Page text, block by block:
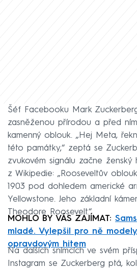
Šéf Facebooku Mark
zasněženou přírodou a před
kamenný oblouk. „Hej Meta,
této památky,“ zeptá se
zvukovém signálu začne ženský
z Wikipedie: „Rooseveltův
1903 pod dohledem americké
Yellowstone. Jeho základní
Theodore Roosevelt.“
MOHLO BY VÁS ZAJÍMAT:
mladé. Vylepšil pro ně
opravdovým hitem
Na dalších snímcích ve svém
Instagram se Zuckerberg ptá,